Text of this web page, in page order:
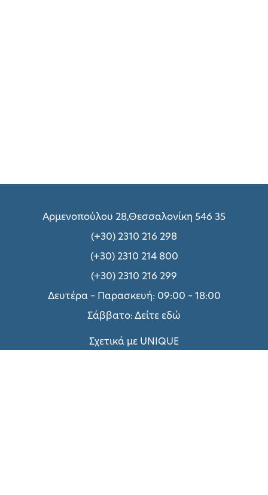
Σχετικά με UNIQUE
Αρμενοπούλου 28,Θεσσαλονίκη 546 35
(+30) 2310 216 298
(+30) 2310 214 800
(+30) 2310 216 299
Δευτέρα – Παρασκευή: 09:00 – 18:00
Σάββατο: Δείτε εδώ